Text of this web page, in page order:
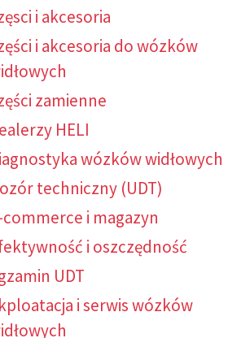
i akcesoria
i akcesoria do wózków
zamienne
HELI
wózków widłowych
techniczny (UDT)
i magazyn
i oszczędność
UDT
i serwis wózków